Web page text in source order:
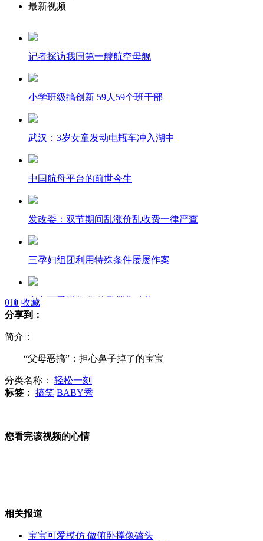
最新视频
记者探访我国第一艘航空母舰
小学班级搞创新 59人59个班干部
武汉：3岁女童发动电瓶车冲入湖中
中国航母平台的前世今生
发改委：双节期间乱涨价乱收费一律严查
三孕妇组团利用特殊条件屡屡作案
宝宝可爱模仿 做俯卧撑像磕头
真金白银做月饼 一盒4万多元
北京：幼儿园入园存30万元免学费
0顶 收藏
分享到：
简介：
“父母恶搞”：担心鼻子掉了的宝宝
分类名称： 轻松一刻
标签： 搞笑 BABY秀
您看完该视频的心情
相关报道
宝宝可爱模仿 做俯卧撑像磕头